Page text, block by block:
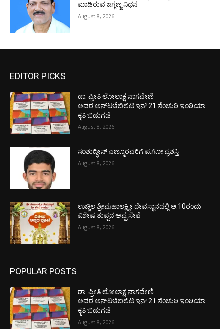
ಮಾಡಿರುವ ಜಗ್ಗಣ್ಣ ನಿಧನ
August 8, 2026
EDITOR PICKS
ಡಾ. ಪ್ರೀತಿ ಲೋಲಾಕ್ಷ ನಾಗವೇಣಿ
ಅವರ ಅನ್‌ಟಚೆಬಿಲಿಟಿ ಇನ್ 21 ಸೆಂಚುರಿ ಇಂಡಿಯಾ
ಕೃತಿ ಬಿಡುಗಡೆ
August 8, 2026
ಸಂಶುದ್ಧೀನ್ ಎಣ್ಮೂರವರಿಗೆ ಪ.ಗೋ ಪ್ರಶಸ್ತಿ
August 8, 2026
ಉಚ್ಚಿಲ ಶ್ರೀಮಹಾಲಕ್ಷ್ಮೀ ದೇವಸ್ಥಾನದಲ್ಲಿ ಆ.10ರಂದು
ವಿಶೇಷ ತುಪ್ಪದ ಅಪ್ಪ ಸೇವೆ
August 8, 2026
POPULAR POSTS
ಡಾ. ಪ್ರೀತಿ ಲೋಲಾಕ್ಷ ನಾಗವೇಣಿ
ಅವರ ಅನ್‌ಟಚೆಬಿಲಿಟಿ ಇನ್ 21 ಸೆಂಚುರಿ ಇಂಡಿಯಾ
ಕೃತಿ ಬಿಡುಗಡೆ
August 8, 2026